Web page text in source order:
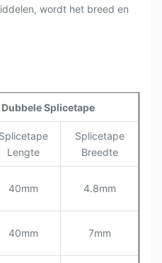
wordt het breed en
Splicetape
Splicetape
Lengte
Splicetape
Breedte
40mm 4.8mm
40mm 7mm